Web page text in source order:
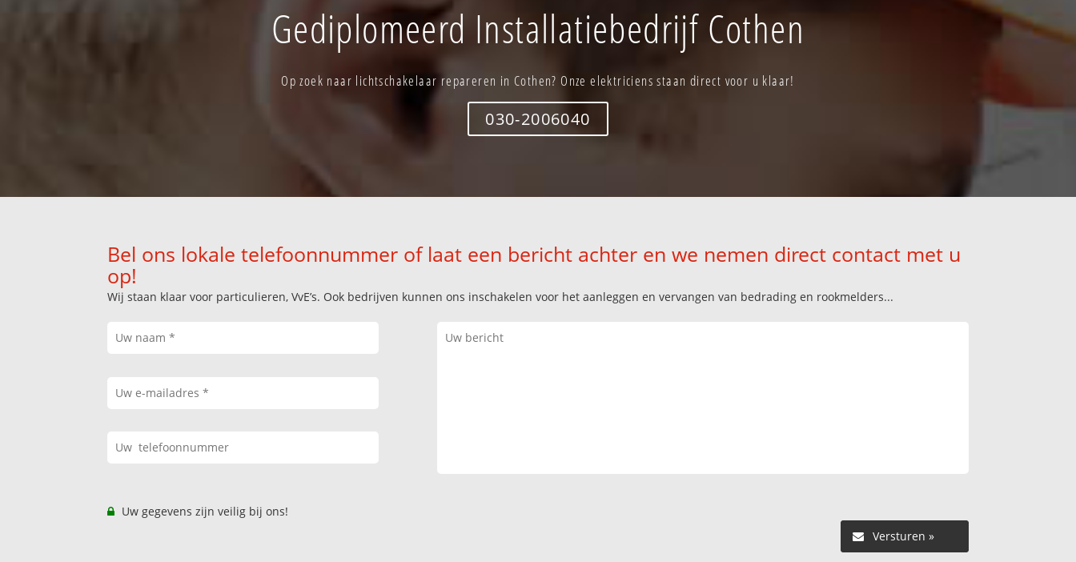
Gediplomeerd Installatiebedrijf Cothen
Op zoek naar lichtschakelaar repareren in Cothen? Onze elektriciens staan direct voor u klaar!
030-2006040
Bel ons lokale telefoonnummer of laat een bericht achter en we nemen direct contact met u
op!
Wij staan klaar voor particulieren, VvE’s. Ook bedrijven kunnen ons inschakelen voor het aanleggen en vervangen van bedrading en rookmelders...
Uw gegevens zijn veilig bij ons!
Versturen »